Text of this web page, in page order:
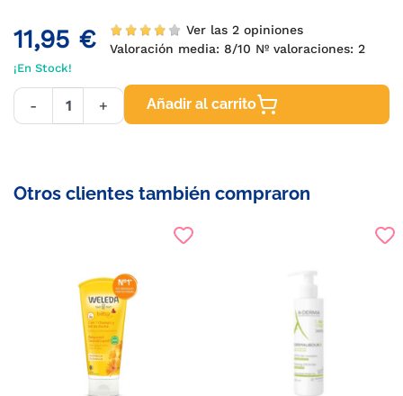
11,95 €
Ver las 2 opiniones
Valoración media: 8/10 Nº valoraciones: 2
¡En Stock!
- + Añadir al carrito
Otros clientes también compraron